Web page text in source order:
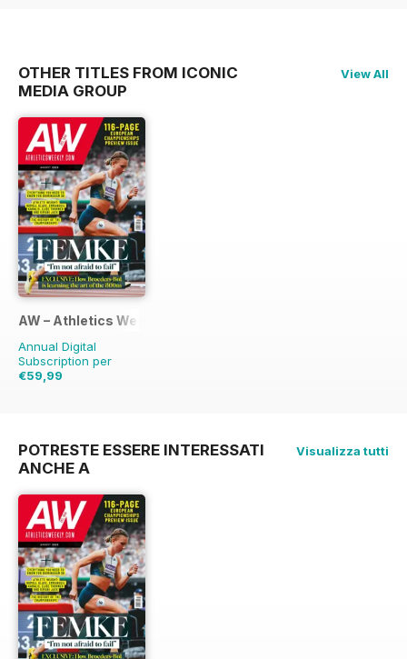
OTHER TITLES FROM ICONIC
MEDIA GROUP
View All
AW – Athletics Weekly Magazine
Annual Digital
Subscription per
€59,99
POTRESTE ESSERE INTERESSATI
ANCHE A
Visualizza tutti